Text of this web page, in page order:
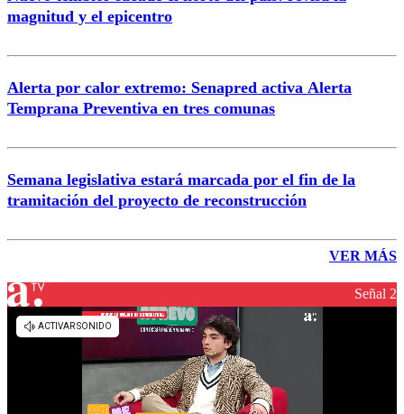
magnitud y el epicentro
Alerta por calor extremo: Senapred activa Alerta
Temprana Preventiva en tres comunas
Semana legislativa estará marcada por el fin de la
tramitación del proyecto de reconstrucción
VER MÁS
Señal 2